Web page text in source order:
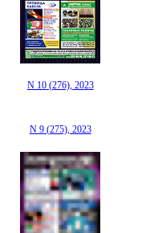
N 10 (276), 2023
N 9 (275), 2023